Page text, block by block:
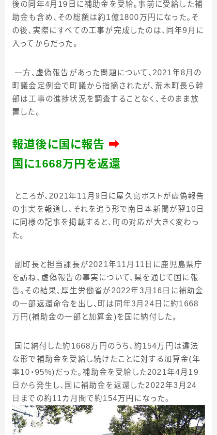
後の同年4月 19 日に補助金を受給。事前に受給した補
助金も含め、その総額は約1億1800万円になった。そ
の後、実際にすべての工事が完成したのは、同年9 月に
入ってからだった。
一方、虚偽報告があった問題について、 2021年8月の
町議会定例会で町議から指摘されたが、荒木町長ら幹
部は工事の進捗状況を調査することなく、そのまま放
置した。
報道後に国に報告 ➡
国に1668万円を返還
ところが、 2021年11 月 9 日に屋久島ポストが虚偽報告
の事実を報道し、それを追う形で南日本新聞が翌 10 日
に同様の記事を掲載すると、町の対応が大きく変わっ
た。
副町長と担当課長が2021年11 月 11 日に鹿児島県庁
を訪ね、虚偽報告の事実について、県を通じて国に報
告。その結果、厚生労働省が 2022年3月 16 日に補助金
の一部返還命令を出し、町は同年3月 24 日に約1668
万円 (補助金の一部と加算金)を国に納付した。
国に納付した約 1668万円のうち、約154万円は違法
な形で補助金を受給し続けたことに対する加算金(年
率10 ・95％)だった。補助金を受給した2021年4月 19
日から発生し、国に補助金を返還した2022年3 月 24
日までの約11 カ月間で約154万円になった。